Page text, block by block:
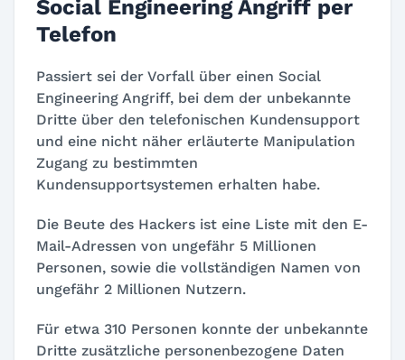
Social Engineering Angriff per
Telefon
Passiert sei der Vorfall über einen Social
Engineering Angriff, bei dem der unbekannte
Dritte über den telefonischen Kundensupport
und eine nicht näher erläuterte Manipulation
Zugang zu bestimmten
Kundensupportsystemen erhalten habe.
Die Beute des Hackers ist eine Liste mit den E-
Mail-Adressen von ungefähr 5 Millionen
Personen, sowie die vollständigen Namen von
ungefähr 2 Millionen Nutzern.
Für etwa 310 Personen konnte der unbekannte
Dritte zusätzliche personenbezogene Daten